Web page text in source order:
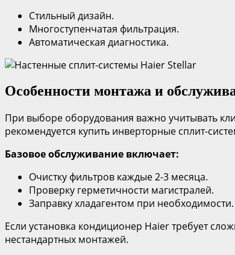
Стильный дизайн.
Многоступенчатая фильтрация.
Автоматическая диагностика.
Особенности монтажа и
При выборе оборудования важно учитывать
рекомендуется купить инверторные сплит-
Базовое обслуживание включает:
Очистку фильтров каждые 2-3 месяца.
Проверку герметичности магистралей.
Заправку хладагентом при необходимости.
Если установка кондиционер Haier требует
нестандартных монтажей.